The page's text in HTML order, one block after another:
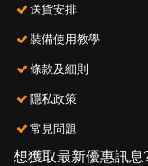
送貨安排
裝備使用教學
條款及細則
隱私政策
常見問題
想獲取最新優惠訊息